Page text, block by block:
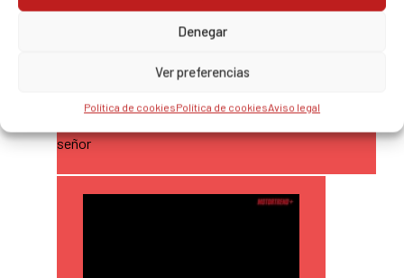
Denegar
Ver preferencias
Política de cookiesPolítica de cookiesAviso legal
2015 Mercedes Maybach S600: Su auto está listo,
señor